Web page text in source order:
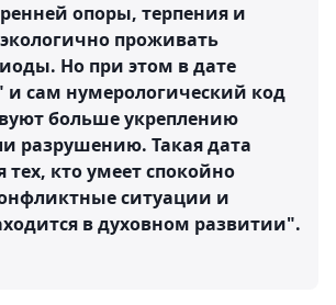
опоры, терпения и
проживать
Но при этом в дате
и сам нумерологический код
больше укреплению
разрушению. Такая дата
тех, кто умеет спокойно
ситуации и
в духовном развитии".